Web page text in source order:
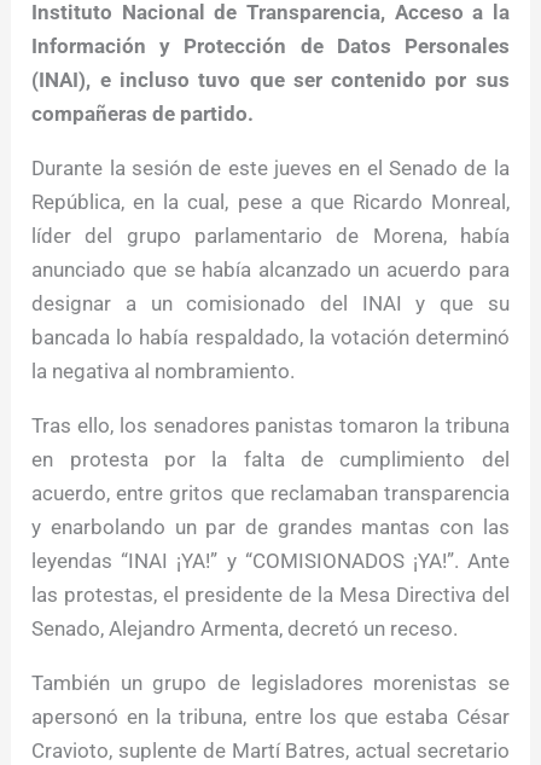
Instituto Nacional de Transparencia, Acceso a la
Información y Protección de Datos Personales
(INAI), e incluso tuvo que ser contenido por sus
compañeras de partido.
Durante la sesión de este jueves en el Senado de la
República, en la cual, pese a que Ricardo Monreal,
líder del grupo parlamentario de Morena, había
anunciado que se había alcanzado un acuerdo para
designar a un comisionado del INAI y que su
bancada lo había respaldado, la votación determinó
la negativa al nombramiento.
Tras ello, los senadores panistas tomaron la tribuna
en protesta por la falta de cumplimiento del
acuerdo, entre gritos que reclamaban transparencia
y enarbolando un par de grandes mantas con las
leyendas “INAI ¡YA!” y “COMISIONADOS ¡YA!”. Ante
las protestas, el presidente de la Mesa Directiva del
Senado, Alejandro Armenta, decretó un receso.
También un grupo de legisladores morenistas se
apersonó en la tribuna, entre los que estaba César
Cravioto, suplente de Martí Batres, actual secretario